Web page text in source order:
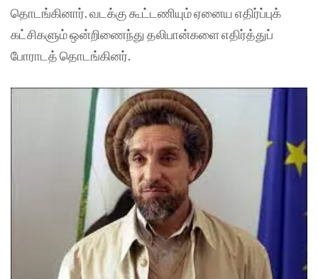
தொடங்கினார். வடக்கு கூட்டணியும் ஏனைய எதிர்ப்புக்
கட்சிகளும் ஒன்றிணைந்து தலிபான்களை எதிர்த்துப்
போராடத் தொடங்கினர்.